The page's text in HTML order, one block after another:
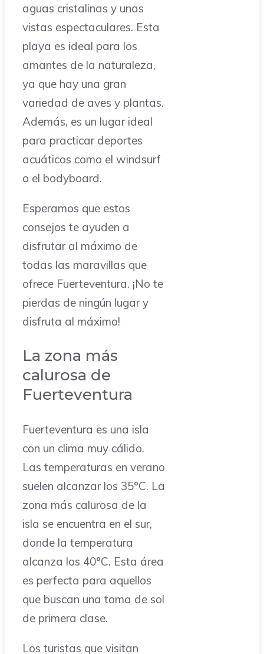
aguas cristalinas y unas
vistas espectaculares. Esta
playa es ideal para los
amantes de la naturaleza,
ya que hay una gran
variedad de aves y plantas.
Además, es un lugar ideal
para practicar deportes
acuáticos como el windsurf
o el bodyboard.
Esperamos que estos
consejos te ayuden a
disfrutar al máximo de
todas las maravillas que
ofrece Fuerteventura. ¡No te
pierdas de ningún lugar y
disfruta al máximo!
La zona más
calurosa de
Fuerteventura
Fuerteventura es una isla
con un clima muy cálido.
Las temperaturas en verano
suelen alcanzar los 35°C. La
zona más calurosa de la
isla se encuentra en el sur,
donde la temperatura
alcanza los 40°C. Esta área
es perfecta para aquellos
que buscan una toma de sol
de primera clase.
Los turistas que visitan